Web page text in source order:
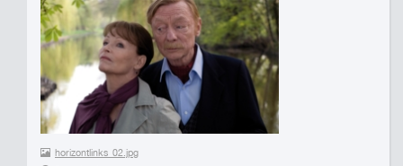
horizontlinks_02.jpg